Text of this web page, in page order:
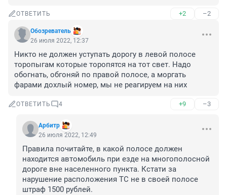
ОТВЕТИТЬ +2 –2
Обозреватель
26 июля 2022, 12:37
Никто не должен уступать дорогу в левой полосе
торопыгам которые торопятся на тот свет. Надо
обогнать, обгоняй по правой полосе, а моргать
фарами дохлый номер, мы не реагируем на них
ОТВЕТИТЬ 4 +9 –3
Арбитр
26 июля 2022, 12:49
Правила почитайте, в какой полосе должен
находится автомобиль при езде на многополосной
дороге вне населенного пункта. Кстати за
нарушение расположения ТС не в своей полосе
штраф 1500 рублей.